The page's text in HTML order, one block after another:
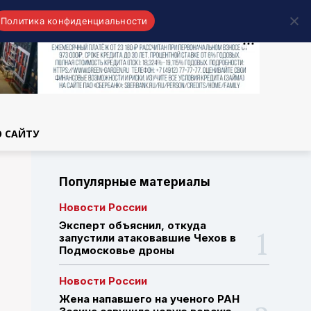
САЙТУ
Популярные материалы
Новости России
Эксперт объяснил, откуда
запустили атаковавшие Чехов в
Подмосковье дроны
Новости России
Жена напавшего на ученого РАН
Политика конфиденциальности